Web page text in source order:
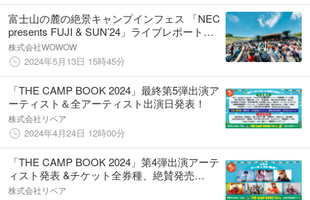
富士山の麓の絶景キャンプインフェス 「NEC
presents FUJI & SUN’24」ライブレポート到
着！
株式会社WOWOW
2024年5月13日 15時45分
「THE CAMP BOOK 2024」最終第5弾出演ア
ーティスト＆全アーティスト出演日発表！
株式会社リペア
2024年4月24日 12時00分
「THE CAMP BOOK 2024」第4弾出演アーテ
ィスト発表 &チケット全券種、絶賛発売
中！！
株式会社リペア